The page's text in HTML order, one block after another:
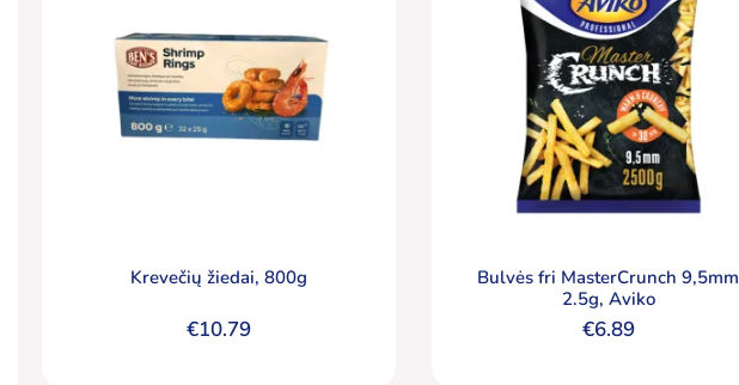
Krevečių žiedai, 800g
€10.79
Bulvės fri MasterCrunch 9,5mm
2.5g, Aviko
€6.89